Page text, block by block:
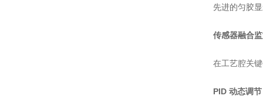
先进的匀胶显
传感器融合
在工艺腔关键
PID 动态调节